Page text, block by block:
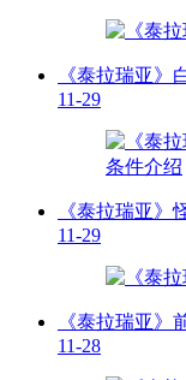
《泰拉瑞亚》
11-29
《泰拉瑞亚》
11-29
《泰拉瑞亚》
11-28